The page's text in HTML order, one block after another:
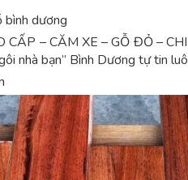
bình dương
– CĂM XE – GỖ ĐỎ –
nhà bạn” Bình Dương tự tin